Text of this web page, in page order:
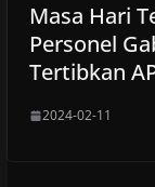
Masa Hari
Personel
Tertibkan
2024-02-11